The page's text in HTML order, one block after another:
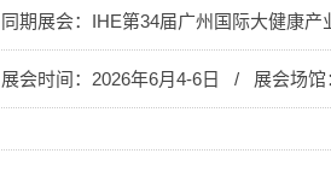
同期展会： IHE第34届广州国际大健康产
展会时间：2026年6月4-6日 / 展会场馆